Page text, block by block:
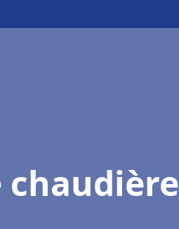
chaudière